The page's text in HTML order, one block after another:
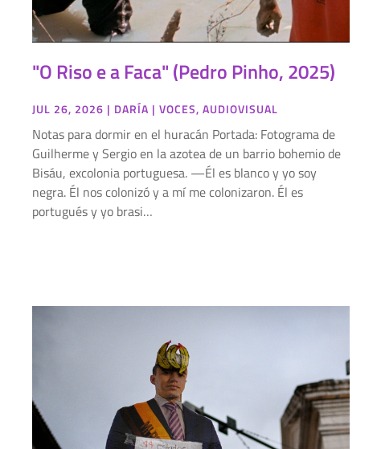
"O Riso e a Faca" (Pedro Pinho, 2025)
JUL 26, 2026 | DARÍA | VOCES, AUDIOVISUAL
Notas para dormir en el huracán Portada: Fotograma de
Guilherme y Sergio en la azotea de un barrio bohemio de
Bisáu, excolonia portuguesa. —Él es blanco y yo soy
negra. Él nos colonizó y a mí me colonizaron. Él es
portugués y yo brasi…